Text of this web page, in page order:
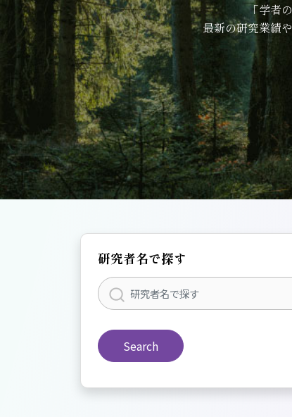
「学者
最新の研究業績
研究者名で探す
Search